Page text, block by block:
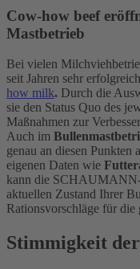
Cow-how beef
Mastbetrieb
Bei vielen
seit Jahren sehr
how milk. Durch die
sie den Status Quo des
Maßnahmen zur
Auch im
genau an diesen
eigenen Daten wie
kann die SCHAUMANN-
aktuellen Zustand Ihrer
Rationsvorschläge für die
Stimmigkeit